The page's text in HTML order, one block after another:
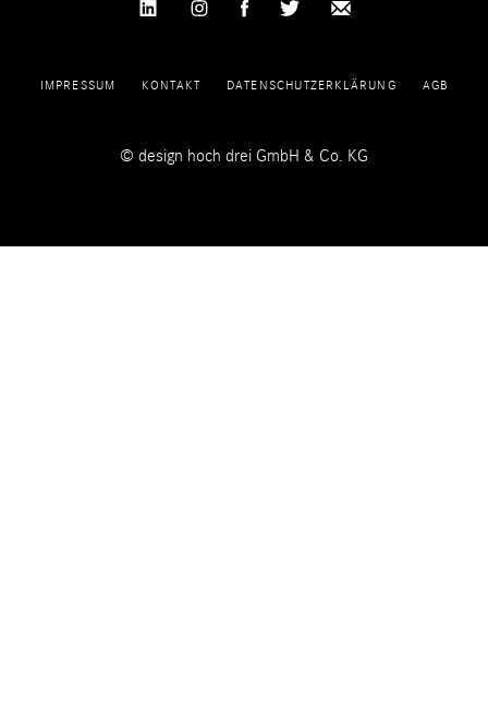
IMPRESSUM KONTAKT DATENSCHUTZERKLÄRUNG AGB
© design hoch drei GmbH & Co. KG